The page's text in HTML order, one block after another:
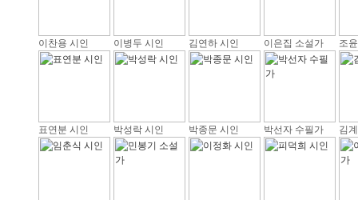
이찬용 시인 이병두 시인 김연하 시인 이은집 소설가 조
표연분 시인 박성락 시인 박종문 시인 박선자 수필가 김